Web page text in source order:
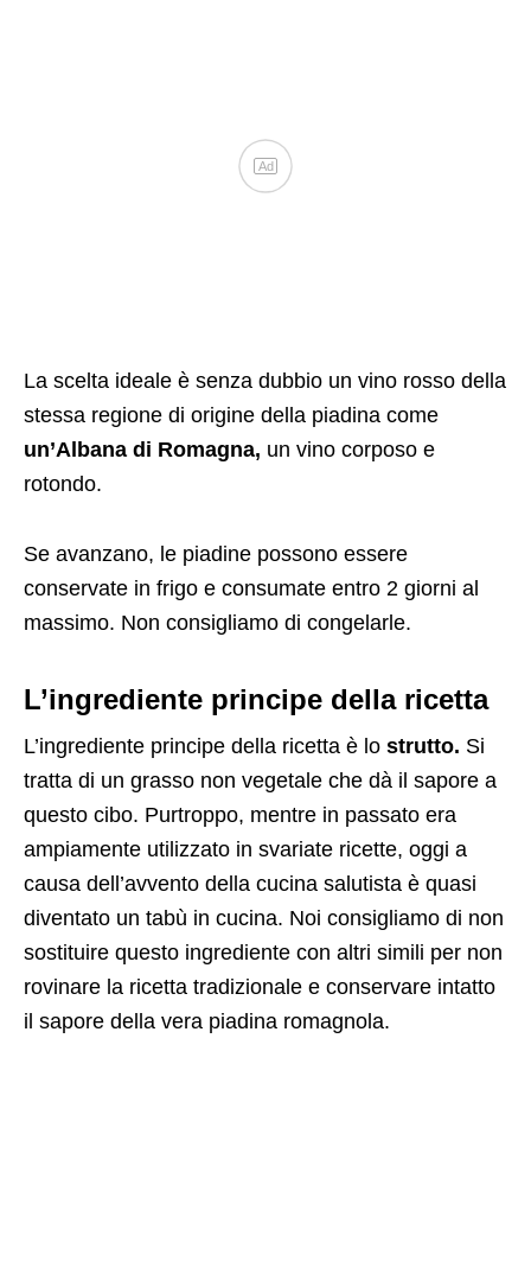
Ad
La scelta ideale è senza dubbio un vino rosso della
stessa regione di origine della piadina come
un’Albana di Romagna, un vino corposo e
rotondo.
Se avanzano, le piadine possono essere
conservate in frigo e consumate entro 2 giorni al
massimo. Non consigliamo di congelarle.
L’ingrediente principe della ricetta
L’ingrediente principe della ricetta è lo strutto. Si
tratta di un grasso non vegetale che dà il sapore a
questo cibo. Purtroppo, mentre in passato era
ampiamente utilizzato in svariate ricette, oggi a
causa dell’avvento della cucina salutista è quasi
diventato un tabù in cucina. Noi consigliamo di non
sostituire questo ingrediente con altri simili per non
rovinare la ricetta tradizionale e conservare intatto
il sapore della vera piadina romagnola.